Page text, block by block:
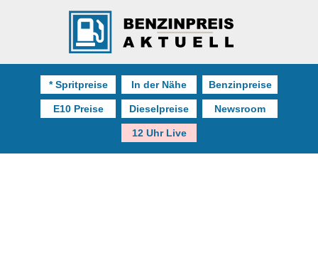
* Spritpreise In der Nähe Benzinpreise
E10 Preise Dieselpreise Newsroom
12 Uhr Live